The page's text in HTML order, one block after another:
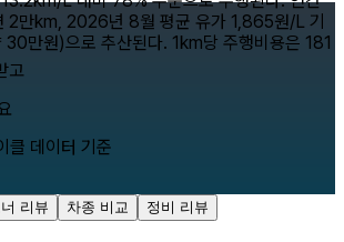
2만km, 2026년 8월 평균 유가 1,865원/L 기
만원)으로 추산된다. 1km당 주행비용은 181
클 데이터 기준
고
리뷰 차종 비교 정비 리뷰